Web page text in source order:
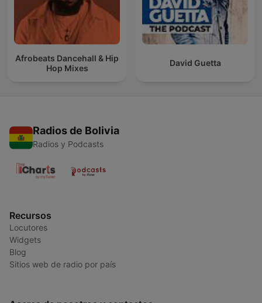
Afrobeats Dancehall & Hip
Hop Mixes
David Guetta
Radios de Bolivia
Radios y Podcasts
Recursos
Locutores
Widgets
Blog
Sitios web de radio por país